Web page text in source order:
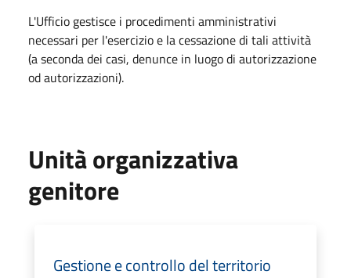
L'Ufficio gestisce i procedimenti amministrativi
necessari per l'esercizio e la cessazione di tali attività
(a seconda dei casi, denunce in luogo di autorizzazione
od autorizzazioni).
Unità organizzativa
genitore
Gestione e controllo del territorio